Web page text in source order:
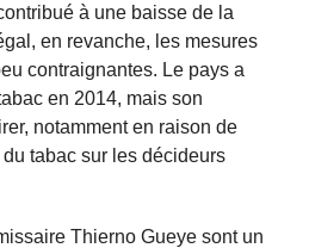
à une baisse de la
en revanche, les mesures
contraignantes. Le pays a
en 2014, mais son
notamment en raison de
du tabac sur les décideurs
Thierno Gueye sont un